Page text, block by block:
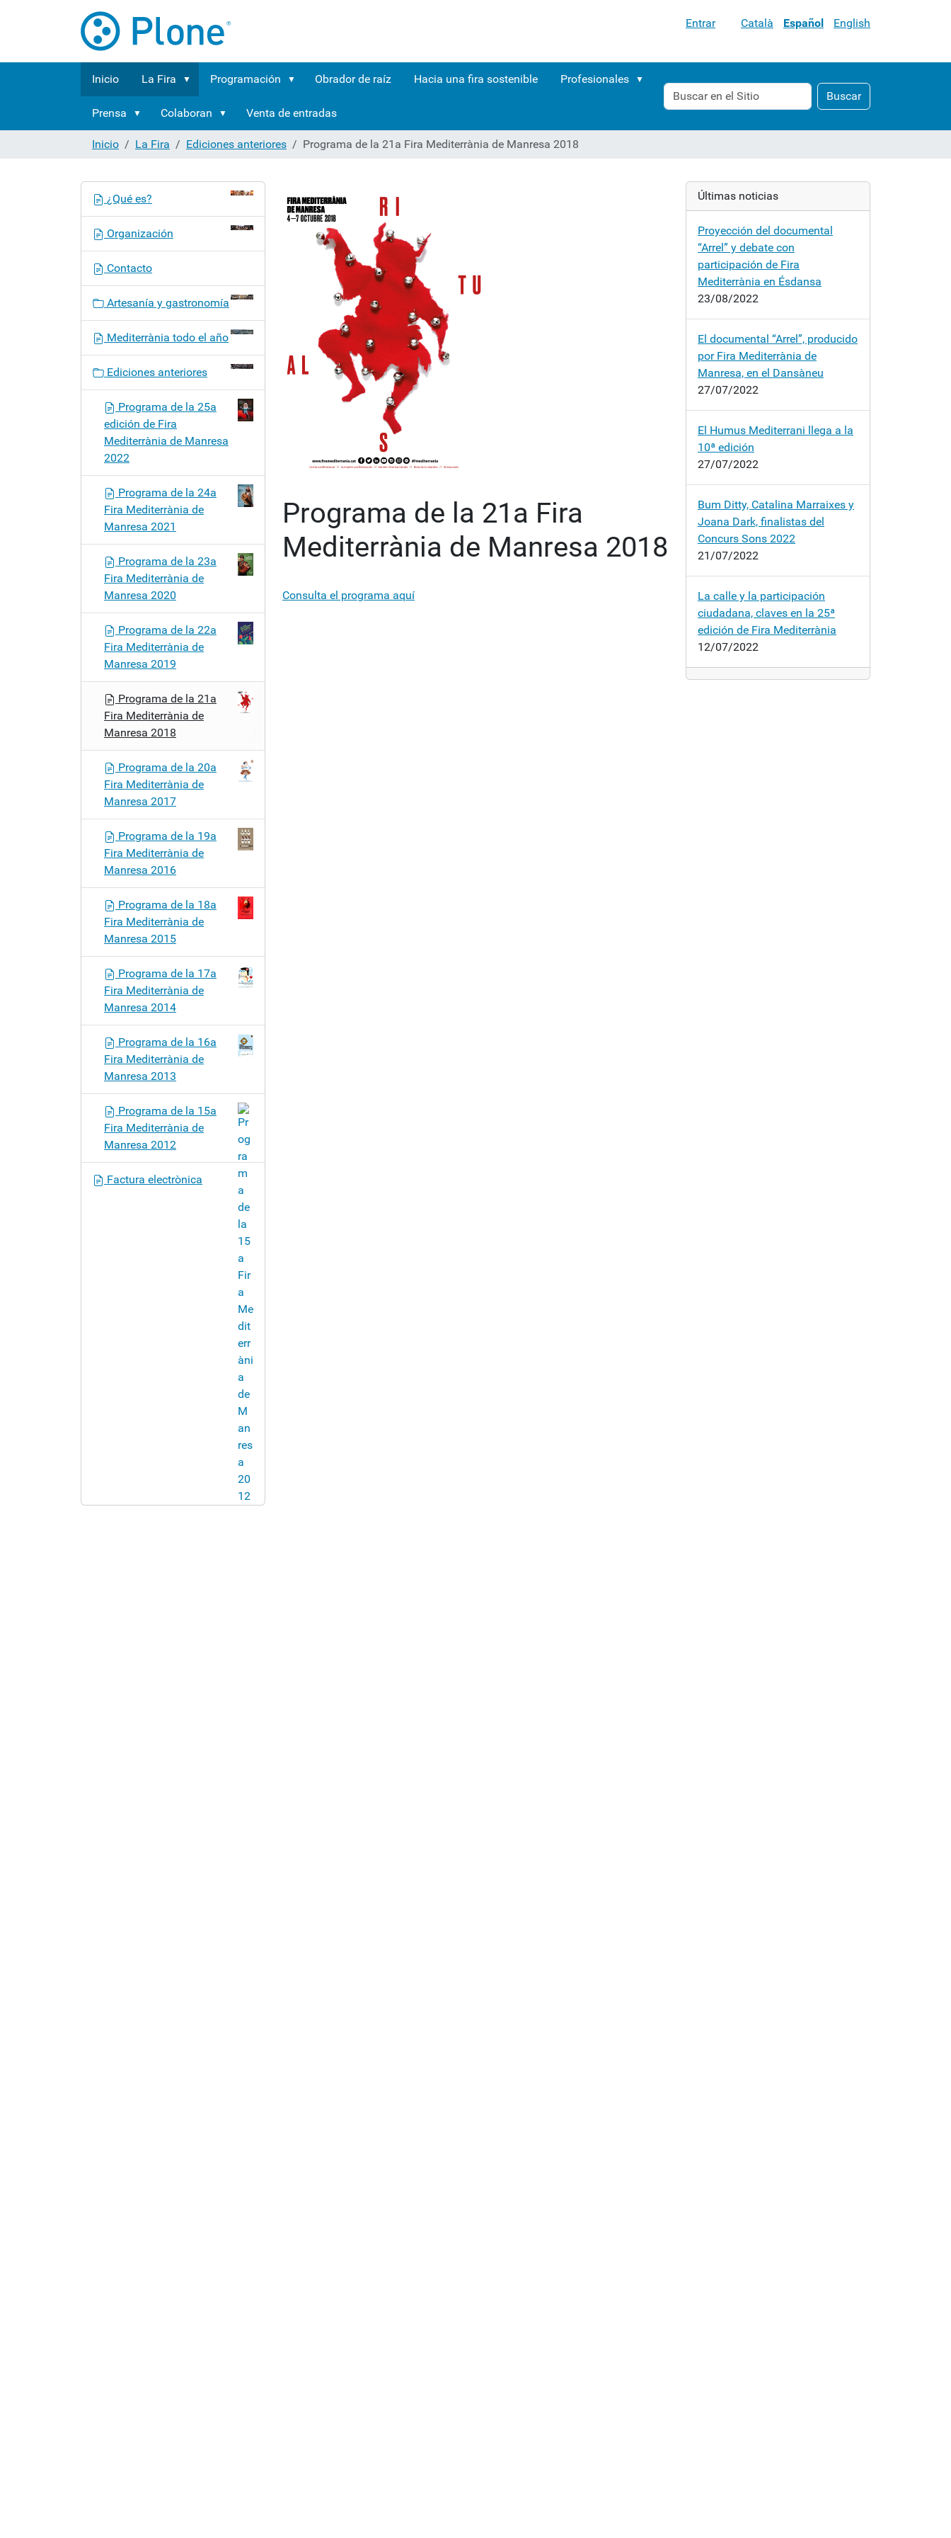
Entrar Català Español English
Inicio La Fira Programación Obrador de raíz Hacia una fira sostenible Profesionales
Prensa Colaboran Venta de entradas
Buscar Buscar
Búsqueda
Avanzada…
Inicio La Fira Ediciones anteriores Programa de la 21a Fira Mediterrània de Manresa 2018
Programa de la 21a Fira
Mediterrània de Manresa 2018
Consulta el programa aquí
ó
¿Qué es?
Organización
Contacto
Artesanía y gastronomía
Mediterrània todo el año
Ediciones anteriores
Programa de la 25a
edición de Fira
Mediterrània de Manresa
2022
Programa de la 24a
Fira Mediterrània de
Manresa 2021
Programa de la 23a
Fira Mediterrània de
Manresa 2020
Programa de la 22a
Fira Mediterrània de
Manresa 2019
Programa de la 21a
Fira Mediterrània de
Manresa 2018
Programa de la 20a
Fira Mediterrània de
Manresa 2017
Programa de la 19a
Fira Mediterrània de
Manresa 2016
Programa de la 18a
Fira Mediterrània de
Manresa 2015
Programa de la 17a
Fira Mediterrània de
Manresa 2014
Programa de la 16a
Fira Mediterrània de
Manresa 2013
Programa de la 15a
Fira Mediterrània de
Manresa 2012
Factura electrònica
Últimas noticias
Proyección del documental
“Arrel” y debate con
participación de Fira
Mediterrània en Ésdansa
23/08/2022
El documental “Arrel”, producido
por Fira Mediterrània de
Manresa, en el Dansàneu
27/07/2022
El Humus Mediterrani llega a la
10ª edición
27/07/2022
Bum Ditty, Catalina Marraixes y
Joana Dark, finalistas del
Concurs Sons 2022
21/07/2022
La calle y la participación
ciudadana, claves en la 25ª
edición de Fira Mediterrània
12/07/2022